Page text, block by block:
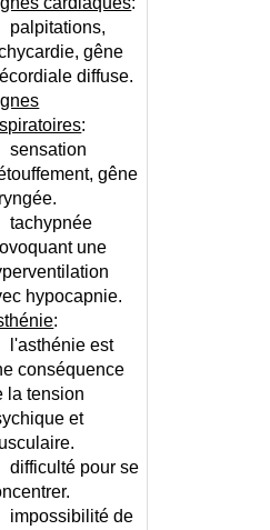
-
-
-
-
gêne
diffuse.
:
gêne
une
hypocapnie.
:
est
conséquence
la tension
et
pour se
de